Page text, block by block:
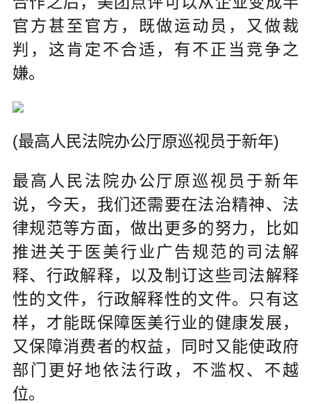
官方甚至官方，既做运动员，又做裁
判，这肯定不合适，有不正当竞争之
嫌。
(最高人民法院办公厅原巡视员于新年)
最高人民法院办公厅原巡视员于新年
说，今天，我们还需要在法治精神、法
律规范等方面，做出更多的努力，比如
推进关于医美行业广告规范的司法解
释、行政解释，以及制订这些司法解释
性的文件，行政解释性的文件。只有这
样，才能既保障医美行业的健康发展，
又保障消费者的权益，同时又能使政府
部门更好地依法行政，不滥权、不越
位。